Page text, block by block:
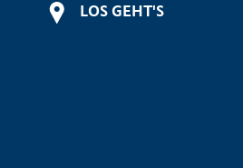
LOS GEHT'S